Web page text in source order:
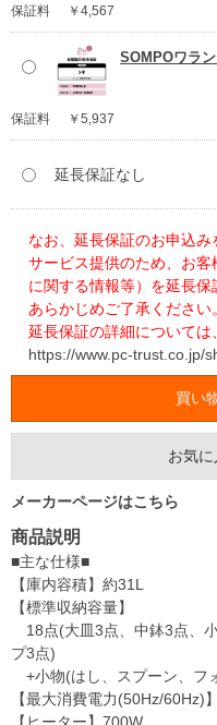
保証料 ￥4,567
SOMPOワラ
保証料 ￥5,937
延長保証なし
なお、延長保証のお申込
サービス提供のため、お
に関する情報等）を延長保
あらかじめご了承ください。
延長保証の詳細については
https://www.pc-trust.co.jp/
お気
メーカーページはこちら
商品説明
■主な仕様■
【庫内容積】約31L
【標準収納容量】
18点(大皿3点、中鉢3点、
プ3点)
+小物(はし、スプーン、フ
【最大消費電力(50Hz/60Hz)
【ヒーター】700W